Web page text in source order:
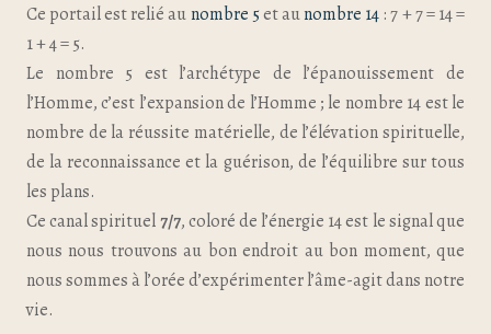
Ce portail est relié aunombre 5et aunombre 14 : 7 + 7 = 14 =
1 + 4 = 5.
Le nombre 5 est l’archétype de l’épanouissement de
l’Homme, c’est l’expansion de l’Homme ; le nombre 14 est le
nombre de la réussite matérielle, de l’élévation spirituelle,
de la reconnaissance et la guérison, de l’équilibre sur tous
les plans.
Ce canal spirituel7/7, coloré de l’énergie 14 est le signal que
nous nous trouvons au bon endroit au bon moment, que
nous sommes à l’orée d’expérimenter l’âme-agit dans notre
vie.